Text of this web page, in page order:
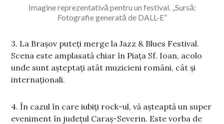
Imagine reprezentativă pentru un festival. „Sursă:
Fotografie generată de DALL-E”
3. La Brașov puteți merge la Jazz & Blues Festival.
Scena este amplasată chiar în Piaţa Sf. Ioan, acolo
unde sunt așteptați atât muzicieni români, cât și
internaționali.
4. În cazul în care iubiți rock-ul, vă așteaptă un super
eveniment în județul Caraș-Severin. Este vorba de